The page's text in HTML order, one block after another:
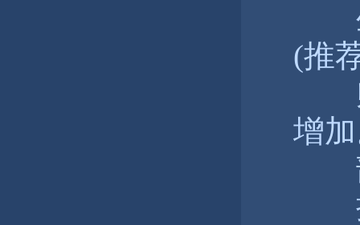
生
(推
师
增
部
拉